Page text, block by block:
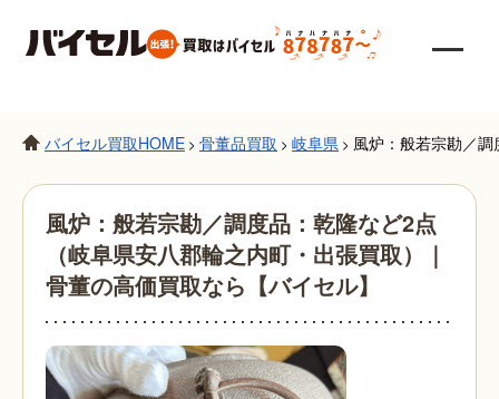
バイセル買取HOME > 骨董品買取 > 岐阜県 > 風炉：般若宗勘／
風炉：般若宗勘／調度品：乾隆など2点
（岐阜県安八郡輪之内町・出張買取）｜
骨董の高価買取なら【バイセル】